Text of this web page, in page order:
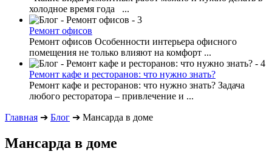
холодное время года ...
Ремонт офисов
Ремонт офисов Особенности интерьера офисного
помещения не только влияют на комфорт ...
Ремонт кафе и ресторанов: что нужно знать?
Ремонт кафе и ресторанов: что нужно знать? Задача
любого ресторатора – привлечение и ...
Главная ➔ Блог ➔ Мансарда в доме
Мансарда в доме